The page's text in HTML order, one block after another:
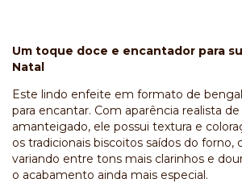
Um toque doce e encantador para
Natal
Este lindo enfeite em formato de
para encantar. Com aparência realista
amanteigado, ele possui textura e
os tradicionais biscoitos saídos do forno,
variando entre tons mais clarinhos e
o acabamento ainda mais especial.